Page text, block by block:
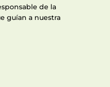
de la
guían a nuestra